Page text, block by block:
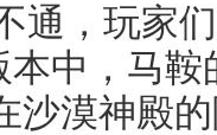
通，玩家
本中，马
沙漠神殿